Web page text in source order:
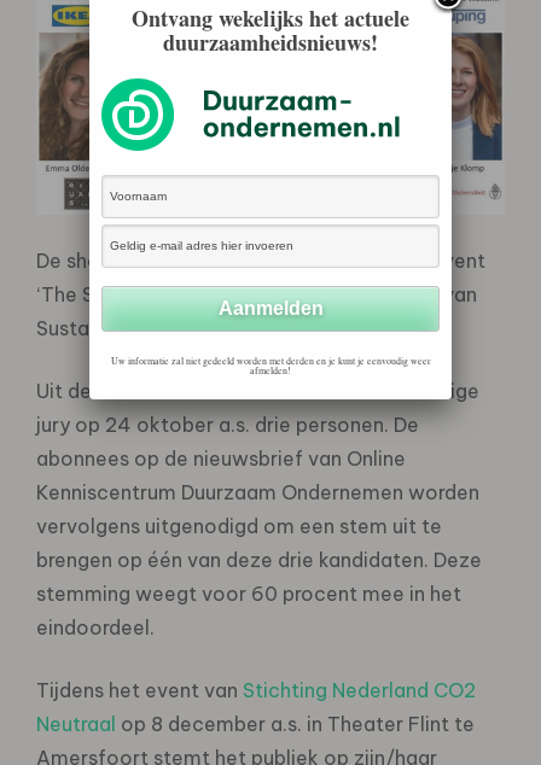
De shortlist werd bekend gemaakt op het event
‘The State of the Sustainability Profession’ van
Sustainability University.
Uit deze kandidaten nomineert een deskundige
jury op 24 oktober a.s. drie personen. De
abonnees op de nieuwsbrief van Online
Kenniscentrum Duurzaam Ondernemen worden
vervolgens uitgenodigd om een stem uit te
brengen op één van deze drie kandidaten. Deze
stemming weegt voor 60 procent mee in het
eindoordeel.
Tijdens het event van Stichting Nederland CO2
Neutraal op 8 december a.s. in Theater Flint te
Amersfoort stemt het publiek op zijn/haar
Ontvang wekelijks het actuele
duurzaamheidsnieuws!
Uw informatie zal niet gedeeld worden met derden en je kunt je eenvoudig weer
afmelden!